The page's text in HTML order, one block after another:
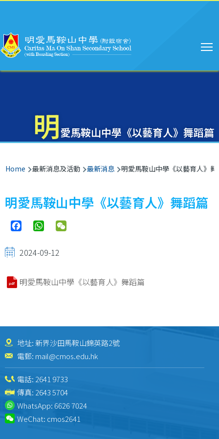
明愛馬鞍山中學《以藝育人》舞蹈篇
Breadcrumb
Home 最新消息及活動 最新消息 明愛馬鞍山中學《以藝育人》舞
明愛馬鞍山中學《以藝育人》舞蹈篇
FacebookWhatsApp
2024-09-12
明愛馬鞍山中學《以藝育人》舞蹈篇
地址: 新界沙田馬鞍山錦英路2號
電郵: mail@cmos.edu.hk
電話: 2641 9733
傳真: 2643 5704
WhatsApp:6626 7024
WeChat: cmos2641